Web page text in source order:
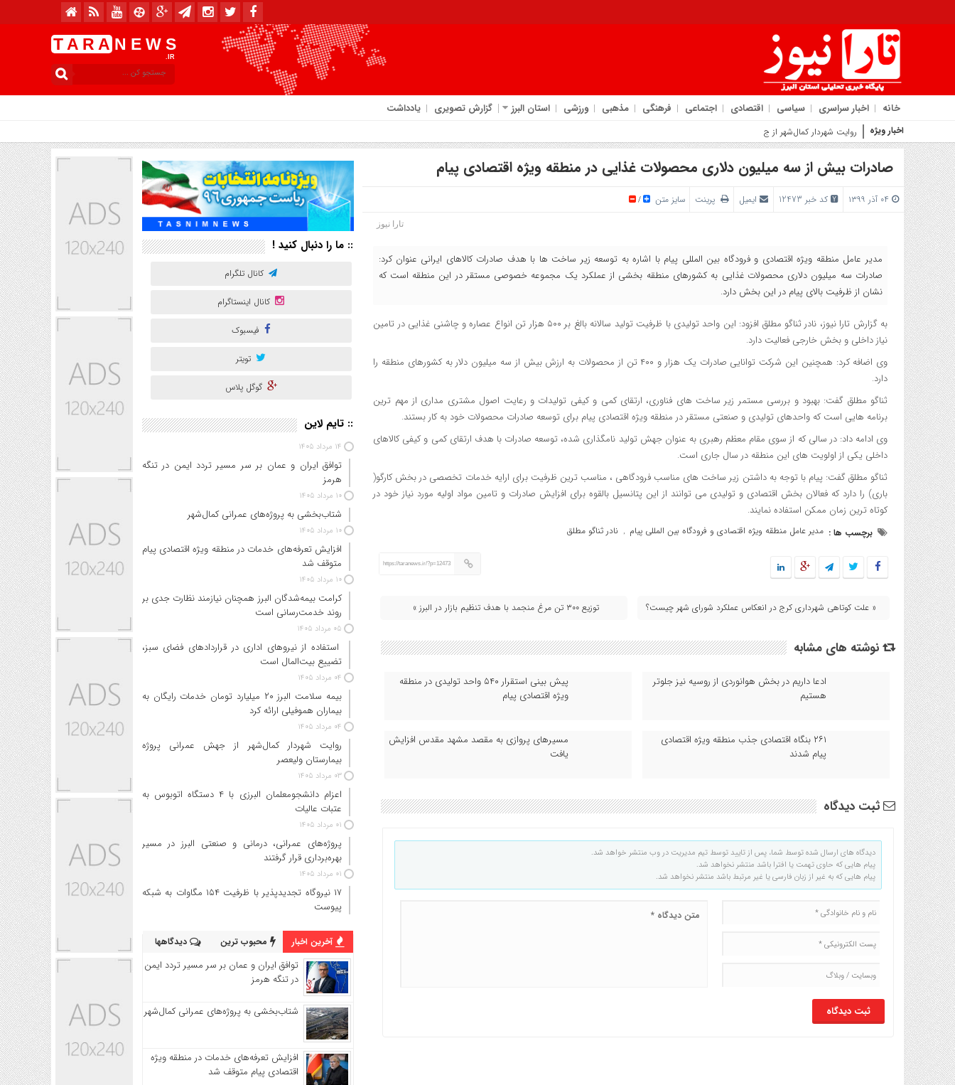
T A R A N E W S
.IR
خانه اخبار سراسری سیاسی اقتصادی اجتماعی فرهنگی مذهبی ورزشی استان البرز گزارش تصویری یادداشت
اخبار ویژه روایت شهردار کمال‌شهر از جهش عمرانی پروژه بیمارستا
صادرات بیش از سه میلیون دلاری محصولات غذایی در منطقه ویژه اقتصادی پیام
کد خبر 12473 ایمیل پرینت سایز متن /
تارا نیوز
مدیر عامل منطقه ویژه اقتصادی و فرودگاه بین المللی پیام با اشاره به توسعه زیر ساخت ها با هدف صادرات کالاهای ایرانی عنوان کرد:
صادرات سه میلیون دلاری محصولات غذایی به کشورهای منطقه بخشی از عملکرد یک مجموعه خصوصی مستقر در این منطقه است که
نشان از ظرفیت بالای پیام در این بخش دارد.
به گزارش تارا نیوز، نادر ثناگو مطلق افزود: این واحد تولیدی با ظرفیت تولید سالانه بالغ بر ۵۰۰ هزار تن انواع عصاره و چاشنی غذایی در تامین
نیاز داخلی و بخش خارجی فعالیت دارد.
وی اضافه کرد: همچنین این شرکت توانایی صادرات یک هزار و ۴۰۰ تن از محصولات به ارزش بیش از سه میلیون دلار به کشورهای منطقه را
دارد.
ثناگو مطلق گفت: بهبود و بررسی مستمر زیر ساخت های فناوری، ارتقای کمی و کیفی تولیدات و رعایت اصول مشتری مداری از مهم ترین
برنامه هایی است که واحدهای تولیدی و صنعتی مستقر در منطقه ویژه اقتصادی پیام برای توسعه صادرات محصولات خود به کار بستند.
وی ادامه داد: در سالی که از سوی مقام معظم رهبری به عنوان جهش تولید نامگذاری شده، توسعه صادرات با هدف ارتقای کمی و کیفی کالاهای
داخلی یکی از اولویت های این منطقه در سال جاری است.
ثناگو مطلق گفت: پیام با توجه به داشتن زیر ساخت های مناسب فرودگاهی ، مناسب ترین ظرفیت برای ارایه خدمات تخصصی در بخش کارگو(
باری) را دارد که فعالان بخش اقتصادی و تولیدی می توانند از این پتانسیل بالقوه برای افزایش صادرات و تامین مواد اولیه مورد نیاز خود در
کوتاه ترین زمان ممکن استفاده نمایند.
برچسب ها : مدیر عامل منطقه ویژه اقتصادی و فرودگاه بین المللی پیام , نادر ثناگو مطلق
https://taranews.ir/?p=12473
« علت کوتاهی شهرداری کرج در انعکاس عملکرد شورای شهر چیست؟ توزیع ۳۰۰ تن مرغ منجمد با هدف تنظیم بازار در البرز »
نوشته های مشابه
ادعا داریم در بخش هوانوردی از روسیه نیز جلوتر
هستیم
پیش بینی استقرار ۵۴۰ واحد تولیدی در منطقه
ویژه اقتصادی پیام
۲۶۱ بنگاه اقتصادی جذب منطقه ویژه اقتصادی
پیام شدند
مسیرهای پروازی به مقصد مشهد مقدس افزایش
یافت
ثبت دیدگاه
دیدگاه های ارسال شده توسط شما، پس از تایید توسط تیم مدیریت در وب منتشر خواهد شد.
پیام هایی که حاوی تهمت یا افترا باشد منتشر نخواهد شد.
پیام هایی که به غیر از زبان فارسی یا غیر مرتبط باشد منتشر نخواهد شد.
:: ما را دنبال کنید !
کانال تلگرام
کانال اینستاگرام
فیسبوک
تویتر
گوگل پلاس
:: تایم لاین
۱۴ مرداد ۱۴۰۵
توافق ایران و عمان بر سر مسیر تردد ایمن در تنگه
هرمز
۱۰ مرداد ۱۴۰۵
شتاب‌بخشی به پروژه‌های عمرانی کمال‌شهر
۱۰ مرداد ۱۴۰۵
افزایش تعرفه‌های خدمات در منطقه ویژه اقتصادی پیام
متوقف شد
۱۰ مرداد ۱۴۰۵
کرامت بیمه‌شدگان البرز همچنان نیازمند نظارت جدی بر
روند خدمت‌رسانی است
۰۵ مرداد ۱۴۰۵
استفاده از نیروهای اداری در قراردادهای فضای سبز،
تضییع بیت‌المال است
۰۴ مرداد ۱۴۰۵
بیمه سلامت البرز ۲۰ میلیارد تومان خدمات رایگان به
بیماران هموفیلی ارائه کرد
۰۴ مرداد ۱۴۰۵
روایت شهردار کمال‌شهر از جهش عمرانی پروژه
بیمارستان ولیعصر
۰۳ مرداد ۱۴۰۵
اعزام دانشجو‌معلمان البرزی با ۴ دستگاه اتوبوس به
عتبات عالیات
۰۱ مرداد ۱۴۰۵
پروژه‌های عمرانی، درمانی و صنعتی البرز در مسیر
بهره‌برداری قرار گرفتند
۰۱ مرداد ۱۴۰۵
۱۷ نیروگاه تجدیدپذیر با ظرفیت ۱۵۴ مگاوات به شبکه
پیوست
آخرین اخبار محبوب ترین دیدگاهها
توافق ایران و عمان بر سر مسیر تردد ایمن
در تنگه هرمز
شتاب‌بخشی به پروژه‌های عمرانی کمال‌شهر
افزایش تعرفه‌های خدمات در منطقه ویژه
اقتصادی پیام متوقف شد